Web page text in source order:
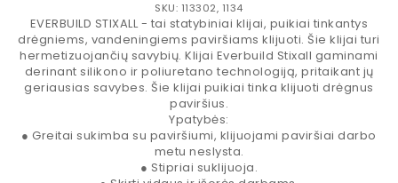
SKU: 113302, 1134
EVERBUILD STIXALL - tai statybiniai klijai, puikiai tinkantys
drėgniems, vandeningiems paviršiams klijuoti. Šie klijai turi
hermetizuojančių savybių. Klijai Everbuild Stixall gaminami
derinant silikono ir poliuretano technologiją, pritaikant jų
geriausias savybes. Šie klijai puikiai tinka klijuoti drėgnus
paviršius.
Ypatybės:
● Greitai sukimba su paviršiumi, klijuojami paviršiai darbo
metu neslysta.
● Stipriai suklijuoja.